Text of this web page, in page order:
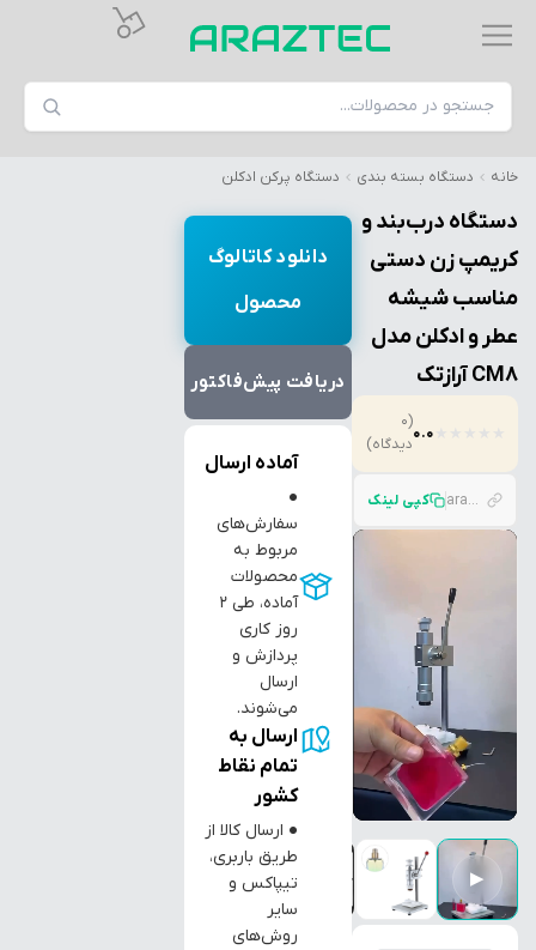
خانه دستگاه بسته بندی دستگاه پرکن ادکلن
دستگاه درب‌بند و
کریمپ زن دستی
مناسب شیشه
عطر و ادکلن مدل
CM8 آرازتک
0.0
(0
دیدگاه)
araztec.com/p/%D8%AF%D8%B3%D8%AA%DA%AF%D8%A7%D9%87-%D8%AF%D8%B1%D8%A8-%D8%A8%D9%86%D8%AF-%D8%A7%D8%AF%DA%A9%D9%84%D9%86-%D8%AF%D8%B3%D8%AA%DB%8C-%D8%A2%D8%B1%D8%A7%D8%B2%D8%AA%DA%A9-%D9%85%D8%AF%D9%84-cm8 کپی لینک
▶
آماده ارسال
●
سفارش‌های
مربوط به
محصولات
آماده، طی ۲
روز کاری
پردازش و
ارسال
می‌شوند.
ارسال به
تمام نقاط
کشور
● ارسال کالا از
طریق باربری،
تیپاکس و
سایر
روش‌های
دانلود کاتالوگ
محصول
دریافت پیش‌فاکتور